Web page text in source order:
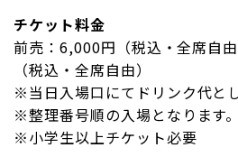
チケット料金
前売：6,000円（税込・全席自
（税込・全席自由）
※当日入場口にてドリンク代と
※整理番号順の入場となります。
※小学生以上チケット必要